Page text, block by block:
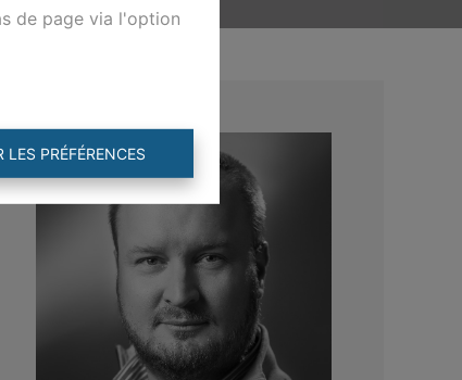
de page via l'option
LES PRÉFÉRENCES